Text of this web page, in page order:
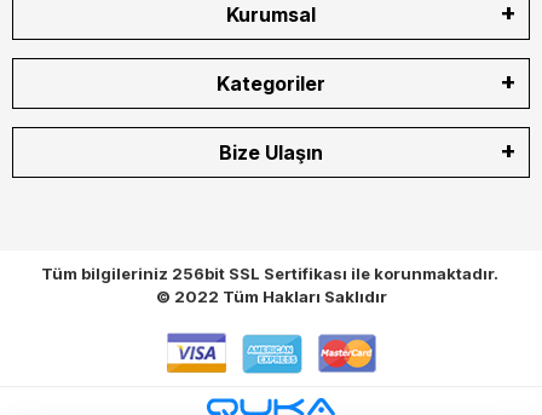
Kurumsal
Kategoriler
Bize Ulaşın
Tüm bilgileriniz 256bit SSL Sertifikası ile korunmaktadır.
© 2022 Tüm Hakları Saklıdır